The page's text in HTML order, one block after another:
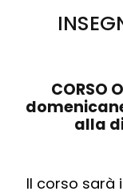
CORSO
alla
Il corso sarà